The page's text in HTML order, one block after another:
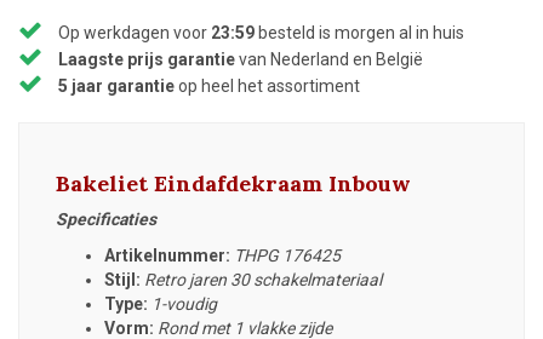
Op werkdagen voor 23:59 besteld is morgen al in huis
Laagste prijs garantievan Nederland en België
5 jaar garantieop heel het assortiment
Bakeliet Eindafdekraam Inbouw
Specificaties
Artikelnummer: THPG 176425
Stijl: Retro jaren 30 schakelmateriaal
Type: 1-voudig
Vorm: Rond met 1 vlakke zijde